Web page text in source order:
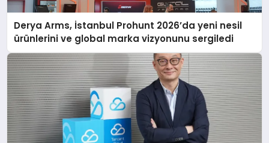
Derya Arms, İstanbul Prohunt 2026’da yeni nesil
ürünlerini ve global marka vizyonunu sergiledi